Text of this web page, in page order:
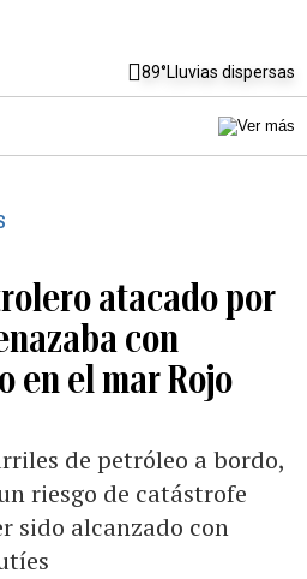
89°Lluvias dispersas
atacado por
con
en el mar Rojo
de petróleo a bordo,
riesgo de catástrofe
sido alcanzado con